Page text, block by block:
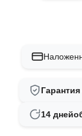
14 дней